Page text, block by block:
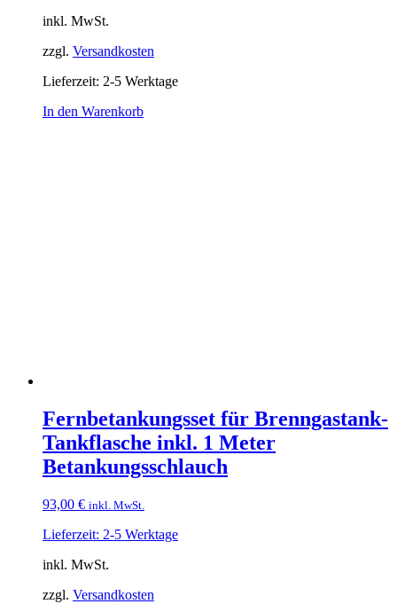
inkl. MwSt.
zzgl. Versandkosten
Lieferzeit: 2-5 Werktage
In den Warenkorb
Fernbetankungsset für Brenngastank-
Tankflasche inkl. 1 Meter
Betankungsschlauch
93,00 € inkl. MwSt.
Lieferzeit: 2-5 Werktage
inkl. MwSt.
zzgl. Versandkosten